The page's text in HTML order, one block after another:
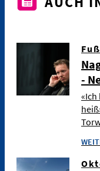
-
«Ich